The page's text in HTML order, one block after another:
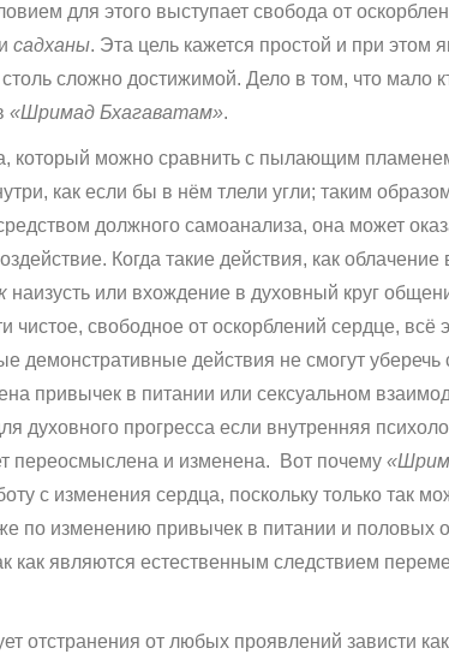
для этого выступает свобода от
садханы. Эта цель кажется простой и при этом
столь сложно достижимой. Дело в том, что мало
«Шримад Бхагаватам».
который можно сравнить с пылающим
как если бы в нём тлели угли; таким
должного самоанализа, она может
Когда такие действия, как
наизусть или вхождение в духовный круг
чистое, свободное от оскорблений сердце,
демонстративные действия не смогут
привычек в питании или сексуальном
духовного прогресса если внутренняя
переосмыслена и изменена. Вот почему
с изменения сердца, поскольку только так
по изменению привычек в питании и половых
как являются естественным следствием
отстранения от любых проявлений зависти